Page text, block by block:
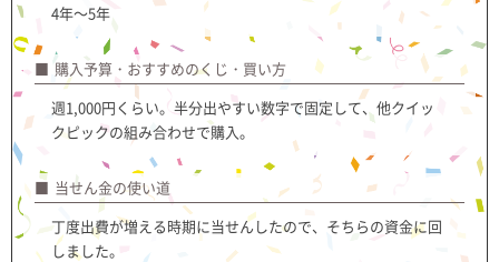
4年～5年
購入予算・おすすめのくじ・買い方
週1,000円くらい。半分出やすい数字で固定して、他クイッ
クピックの組み合わせで購入。
当せん金の使い道
丁度出費が増える時期に当せんしたので、そちらの資金に回
しました。